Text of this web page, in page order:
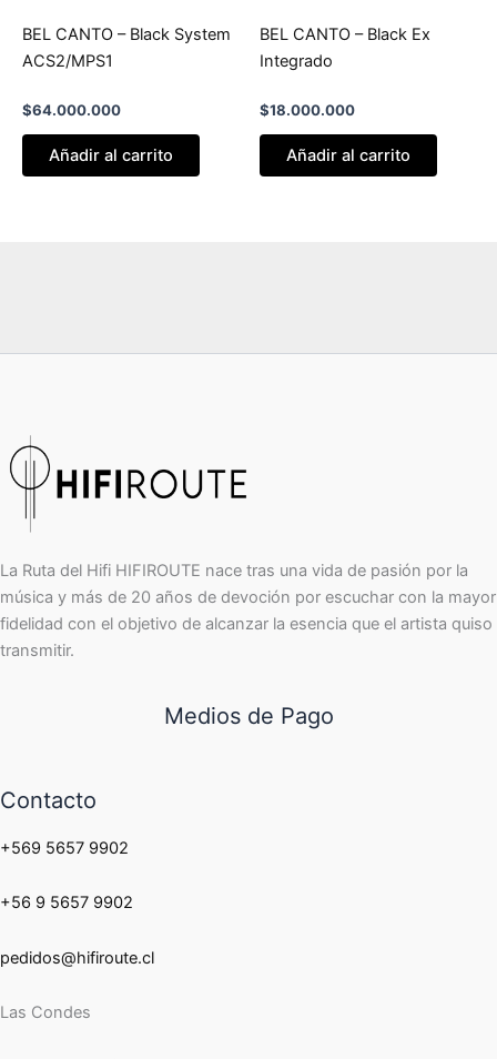
BEL CANTO – Black System
ACS2/MPS1
$64.000.000
Añadir al carrito
BEL CANTO – Black Ex
Integrado
$18.000.000
Añadir al carrito
La Ruta del Hifi HIFIROUTE nace tras una vida de pasión por la
música y más de 20 años de devoción por escuchar con la mayor
fidelidad con el objetivo de alcanzar la esencia que el artista quiso
transmitir.
Medios de Pago
Contacto
+569 5657 9902
+56 9 5657 9902
pedidos@hifiroute.cl
Las Condes